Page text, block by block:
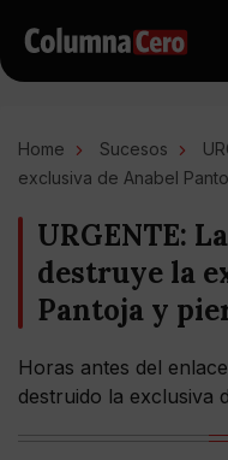
Home Sucesos
exclusiva de Anabel
URGENTE:
destruye la
Pantoja y
Horas antes del
destruido la exclusiva